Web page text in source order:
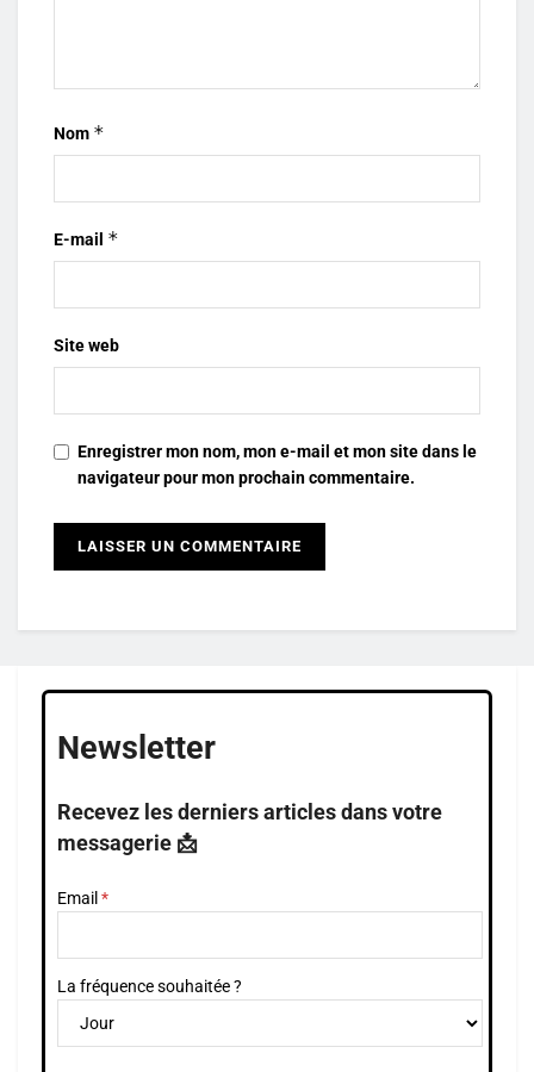
Nom *
E-mail *
Site web
Enregistrer mon nom, mon e-mail et mon site dans le
navigateur pour mon prochain commentaire.
Newsletter
Recevez les derniers articles dans votre
messagerie 📩
Email
La fréquence souhaitée ?